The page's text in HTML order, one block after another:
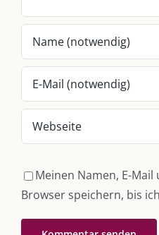
Meinen Namen, E-
Browser speichern, bis
„Unser Kulmbach e. V.“– Der
„Stadt Kulmbach“– Offizielles
Lebenslust Akademie Kulmbach